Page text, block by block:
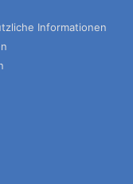
Informationen